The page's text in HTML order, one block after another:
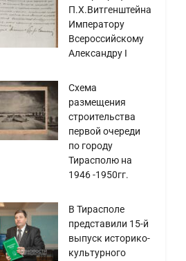
П.Х.Витгенштейна
Императору
Всероссийскому
Александру I
Схема
размещения
строительства
первой очереди
по городу
Тирасполю на
1946 -1950гг.
В Тирасполе
представили 15-й
выпуск историко-
культурного